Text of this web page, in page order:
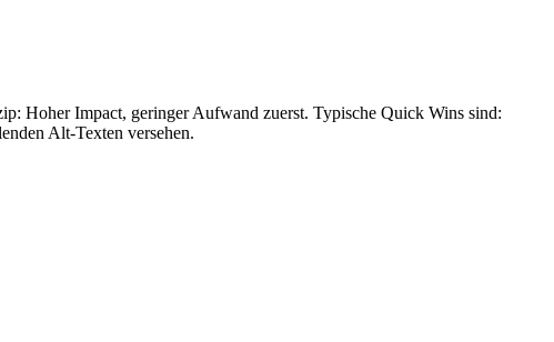
Hoher Impact, geringer Aufwand zuerst. Typische Quick Wins sind:
Alt-Texten versehen.